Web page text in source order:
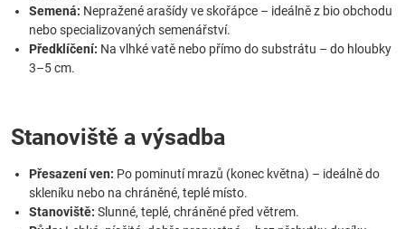
Semená: Nepražené arašídy ve skořápce – ideálně z bio obchodu
nebo specializovaných semenářství.
Předklíčení: Na vlhké vatě nebo přímo do substrátu – do hloubky
3–5 cm.
Stanoviště a výsadba
Přesazení ven: Po pominutí mrazů (konec května) – ideálně do
skleníku nebo na chráněné, teplé místo.
Stanoviště: Slunné, teplé, chráněné před větrem.